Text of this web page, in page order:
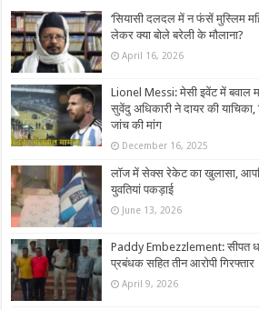
‘सियासी दलदल में न फंसें मुस्लिम
लेकर क्या बोले बरेली के मौलाना?
April 16, 2026
Lionel Messi: मेसी इवेंट में बवाल
सुवेंदु अधिकारी ने दायर की
जांच की मांग
December 16, 2025
लॉज में सेक्स रेकेट का खुलासा,
युवतियां पकड़ाई
June 13, 2026
Paddy Embezzlement: सीपत
प्रबंधक सहित तीन आरोपी गिरफ्तार
April 9, 2026